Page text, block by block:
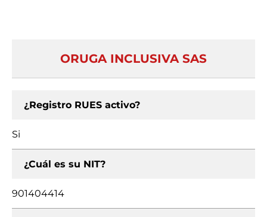
ORUGA INCLUSIVA SAS
¿Registro RUES activo?
Si
¿Cuál es su NIT?
901404414